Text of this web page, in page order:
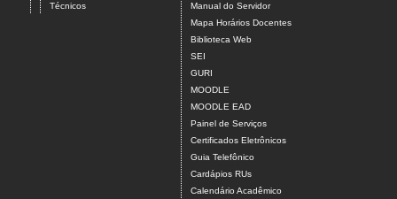
Técnicos
Manual do Servidor
Mapa Horários Docentes
Biblioteca Web
SEI
GURI
MOODLE
MOODLE EAD
Painel de Serviços
Certificados Eletrônicos
Guia Telefônico
Cardápios RUs
Calendário Acadêmico